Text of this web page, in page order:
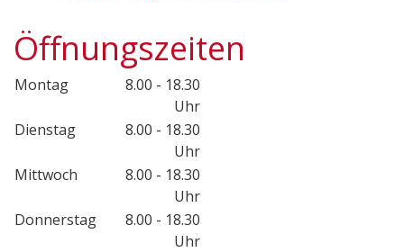
Öffnungszeiten
Montag
8.00 - 18.30
Uhr
Dienstag
8.00 - 18.30
Uhr
Mittwoch
8.00 - 18.30
Uhr
Donnerstag
8.00 - 18.30
Uhr